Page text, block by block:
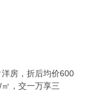
房，折后均价600
，交一万享三